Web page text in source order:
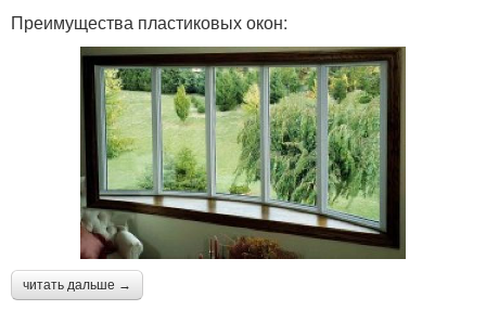
Преимущества пластиковых окон:
читать дальше →